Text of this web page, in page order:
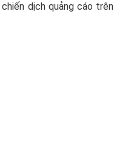
dịch quảng cáo